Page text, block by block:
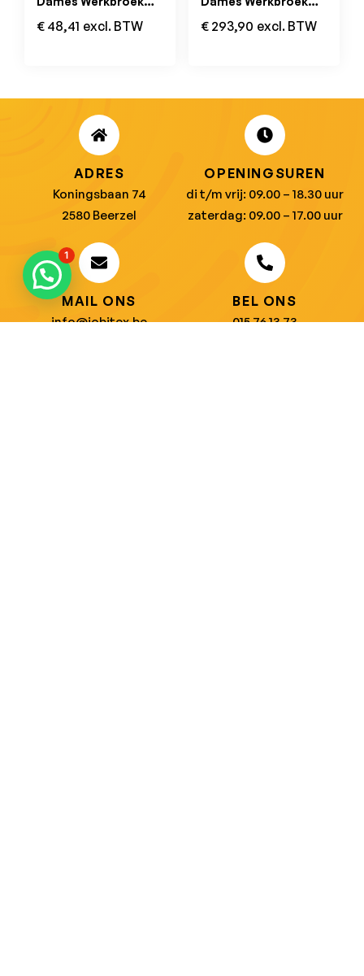
Zwart
€ 48,41 excl. BTW
met Stretch Inherent
€ 293,90 excl. BTW
ADRES
Koningsbaan 74
2580 Beerzel
OPENINGSUREN
di t/m vrij: 09.00 – 18.30 uur
zaterdag: 09.00 – 17.00 uur
MAIL ONS
info@jobitex.be
BEL ONS
015 76 13 73
1